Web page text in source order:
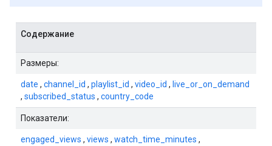
Содержание
Размеры:
date , channel_id , playlist_id , video_id , live_or_on_demand
, subscribed_status , country_code
Показатели:
engaged_views , views , watch_time_minutes ,